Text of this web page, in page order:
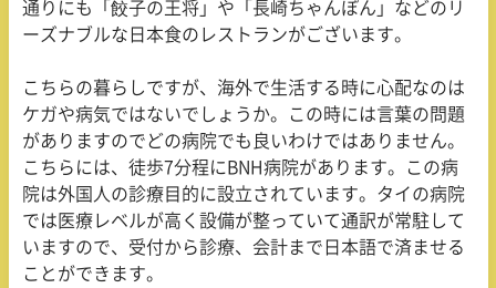
通りにも「餃子の王将」や「長崎ちゃんぽん」などのリ
ーズナブルな日本食のレストランがございます。
こちらの暮らしですが、海外で生活する時に心配なのは
ケガや病気ではないでしょうか。この時には言葉の問題
がありますのでどの病院でも良いわけではありません。
こちらには、徒歩7分程に BNH病院があります。この病
院は外国人の診療目的に設立されています。タイの病院
では医療レベルが高く設備が整っていて通訳が常駐して
いますので、受付から診療、会計まで日本語で済ませる
ことができます。